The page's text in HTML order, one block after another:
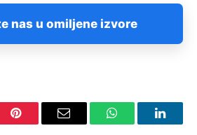
nas u omiljene izvore
Pinterest Email WhatsApp